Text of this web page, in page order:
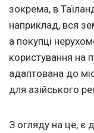
зокрема, в
наприклад, вся
а покупці
користування на
адаптована до
для азійського
З огляду на це, є